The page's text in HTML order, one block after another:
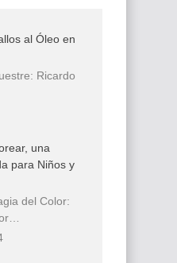
al Óleo en
Ricardo
una
para Niños y
del Color: